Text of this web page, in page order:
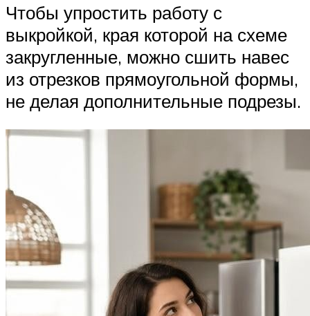
Чтобы упростить работу с
выкройкой, края которой на схеме
закругленные, можно сшить навес
из отрезков прямоугольной формы,
не делая дополнительные подрезы.